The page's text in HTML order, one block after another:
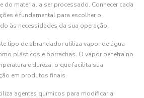
do material a ser processado. Conhecer cada
é fundamental para escolher o
às necessidades da sua operação.
tipo de abrandador utiliza vapor de água
plásticos e borrachas. O vapor penetra no
e dureza, o que facilita sua
em produtos finais.
agentes químicos para modificar a